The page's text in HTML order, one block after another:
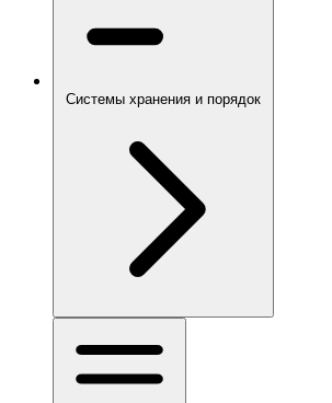
Системы хранения и порядок